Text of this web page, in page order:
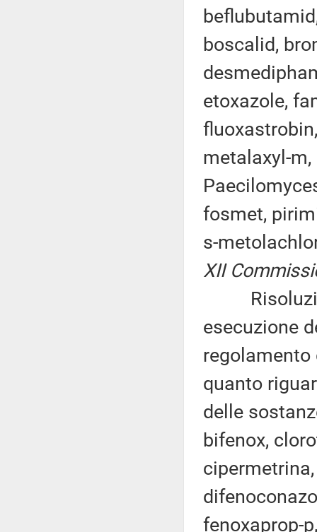
boscalid,
etoxazole,
metalaxyl-
fosmet,
s-
XII
esecuzione
regolamento
quanto
delle
bifenox,
fenoxaprop-